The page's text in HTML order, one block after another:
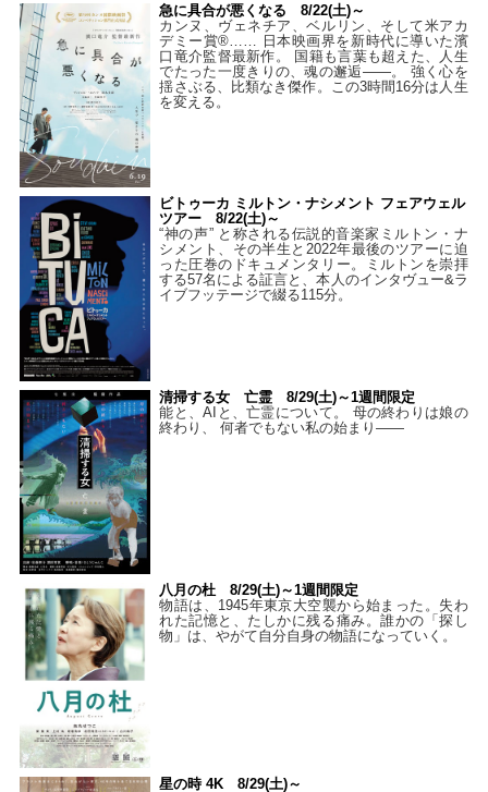
急に具合が悪くなる 8/22(土)～
カンヌ、ヴェネチア、ベルリン、そして米アカ
デミー賞®…… 日本映画界を新時代に導いた濱
口竜介監督最新作。 国籍も言葉も超えた、人生
でたった一度きりの、魂の邂逅――。 強く心を
揺さぶる、比類なき傑作。この3時間16分は人生
を変える。
ビトゥーカ ミルトン・ナシメント フェアウェル
ツアー 8/22(土)～
“神の声” と称される伝説的音楽家ミルトン・ナ
シメント、その半生と2022年最後のツアーに迫
った圧巻のドキュメンタリー。ミルトンを崇拝
する57名による証言と、本人のインタヴュー&ラ
イブフッテージで綴る115分。
清掃する女 亡霊 8/29(土)～1週間限定
能と、AIと、亡霊について。 母の終わりは娘の
終わり、 何者でもない私の始まり――
八月の杜 8/29(土)～1週間限定
物語は、1945年東京大空襲から始まった。失わ
れた記憶と、たしかに残る痛み。誰かの「探し
物」は、やがて自分自身の物語になっていく。
星の時 4K 8/29(土)～